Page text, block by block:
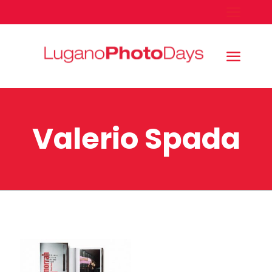
Valerio Spada